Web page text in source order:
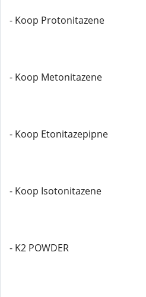
- Koop Protonitazene
- Koop Metonitazene
- Koop Etonitazepipne
- Koop Isotonitazene
- K2 POWDER